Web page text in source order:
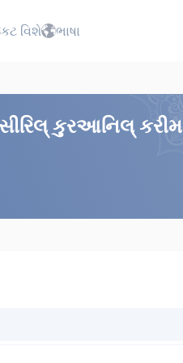
વિશે ભાષા
કુરઆનિલ્ કરીમ